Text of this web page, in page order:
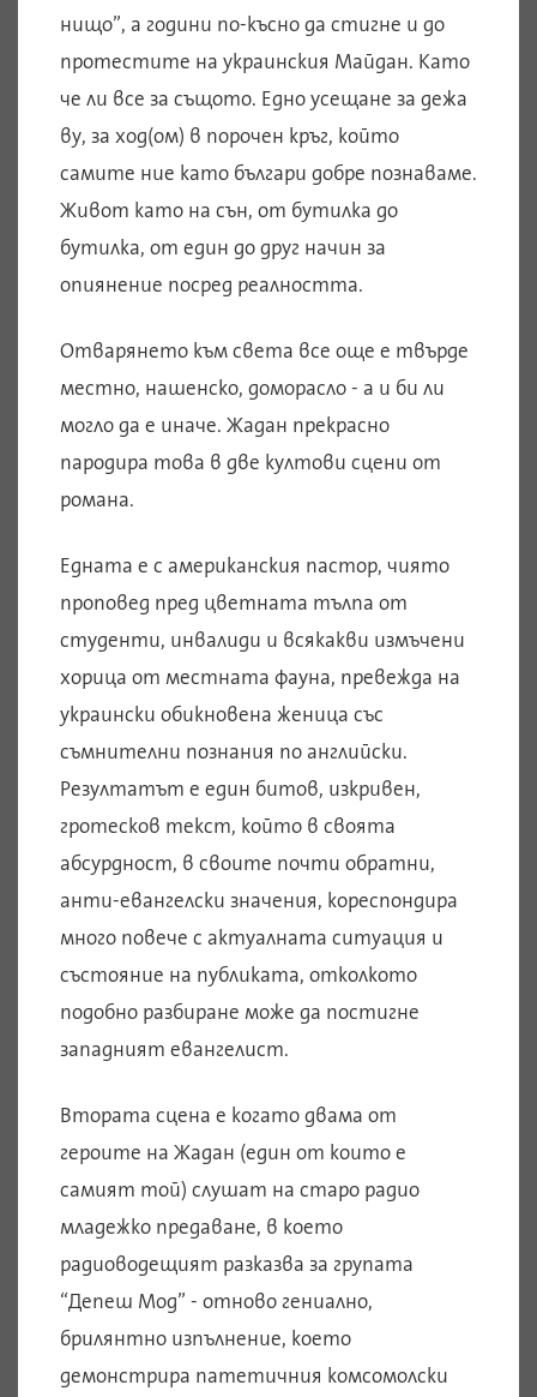
нищо”, а години по-късно да стигне и до
протестите на украинския Майдан. Като
че ли все за същото. Едно усещане за дежа
ву, за ход(ом) в порочен кръг, който
самите ние като българи добре познаваме.
Живот като на сън, от бутилка до
бутилка, от един до друг начин за
опиянение посред реалността.
Отварянето към света все още е твърде
местно, нашенско, доморасло - а и би ли
могло да е иначе. Жадан прекрасно
пародира това в две култови сцени от
романа.
Едната е с американския пастор, чиято
проповед пред цветната тълпа от
студенти, инвалиди и всякакви измъчени
хорица от местната фауна, превежда на
украински обикновена женица със
съмнителни познания по английски.
Резултатът е един битов, изкривен,
гротесков текст, който в своята
абсурдност, в своите почти обратни,
анти-евангелски значения, кореспондира
много повече с актуалната ситуация и
състояние на публиката, отколкото
подобно разбиране може да постигне
западният евангелист.
Втората сцена е когато двама от
героите на Жадан (един от които е
самият той) слушат на старо радио
младежко предаване, в което
радиоводещият разказва за групата
“Депеш Мод” - отново гениално,
брилянтно изпълнение, което
демонстрира патетичния комсомолски